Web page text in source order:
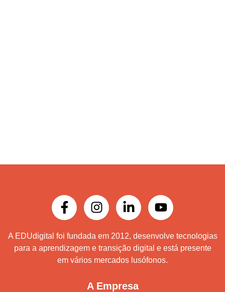
A EDUdigital foi fundada em 2012, desenvolve tecnologias
para a aprendizagem e transição digital e está presente
em vários mercados lusófonos.
A Empresa